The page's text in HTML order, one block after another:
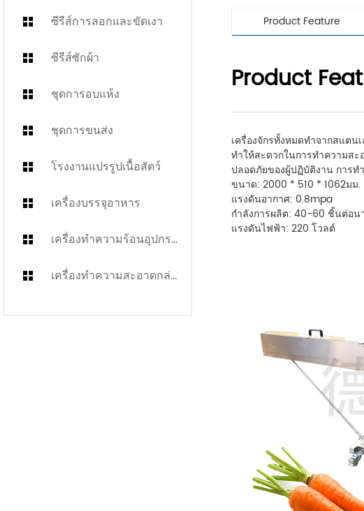
ซีรีส์การลอกและขัดเงา
ซีรีส์ซักผ้า
ชุดการอบแห้ง
ชุดการขนส่ง
โรงงานแปรรูปเนื้อสัตว์
เครื่องบรรจุอาหาร
เครื่องทำความร้อนอุปกรณ์ครัว
เครื่องทำความสะอาดกล่อง Turnover
Product Feature
Product
เครื่องจักรทั้งหมดทำจากสแต
ทำให้สะดวกในการทำความส
ปลอดภัยของผู้ปฏิบัติงาน การ
ขนาด: 2000 * 510 * 1062มม.
แรงดันอากาศ: 0.8mpa
กำลังการผลิต: 40-60 ชิ้นต่อน
แรงดันไฟฟ้า: 220 โวลต์